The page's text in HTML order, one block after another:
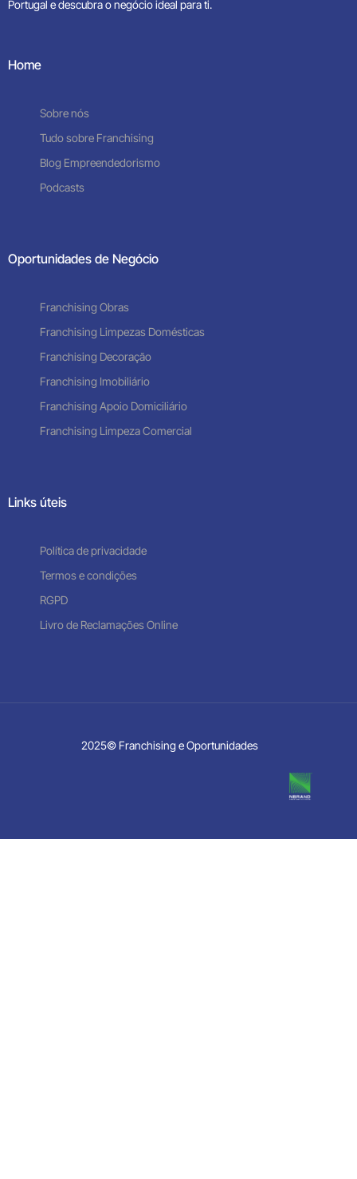
Portugal e descubra o negócio ideal para ti.
Home
Sobre nós
Tudo sobre Franchising
Blog Empreendedorismo
Podcasts
Oportunidades de Negócio
Franchising Obras
Franchising Limpezas Domésticas
Franchising Decoração
Franchising Imobiliário
Franchising Apoio Domiciliário
Franchising Limpeza Comercial
Links úteis
Política de privacidade
Termos e condições
RGPD
Livro de Reclamações Online
2025© Franchising e Oportunidades